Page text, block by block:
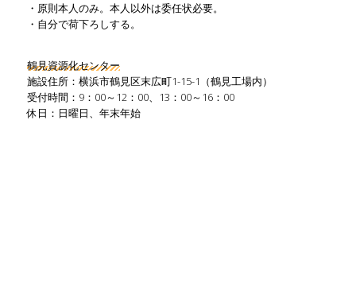
・原則本人のみ。本人以外は委任状必要。
・自分で荷下ろしする。
鶴見資源化センター
施設住所：横浜市鶴見区末広町1-15-1（鶴見工場内）
受付時間：9：00～12：00、13：00～16：00
休日：日曜日、年末年始